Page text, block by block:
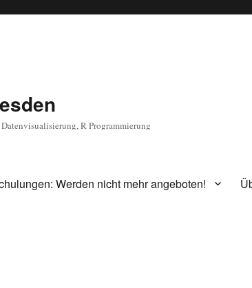
R Programmierung
Werden nicht mehr angeboten!